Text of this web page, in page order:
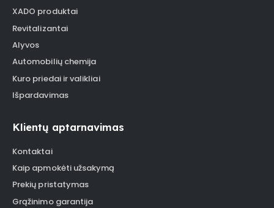
XADO produktai
Revitalizantai
Alyvos
Automobilių chemija
Kuro priedai ir valikliai
Išpardavimas
Klientų aptarnavimas
Kontaktai
Kaip apmokėti užsakymą
Prekių pristatymas
Grąžinimo garantija